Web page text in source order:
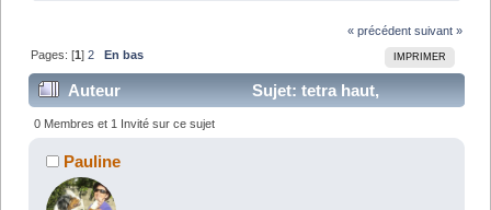
« précédent suivant »
IMPRIMER
Pages: [1]2 En bas
Auteur
Sujet: tetra haut,
Comment allez-vous à la selle ? (Lu 58122 fois)
0 Membres et 1 Invité sur ce sujet
Pauline